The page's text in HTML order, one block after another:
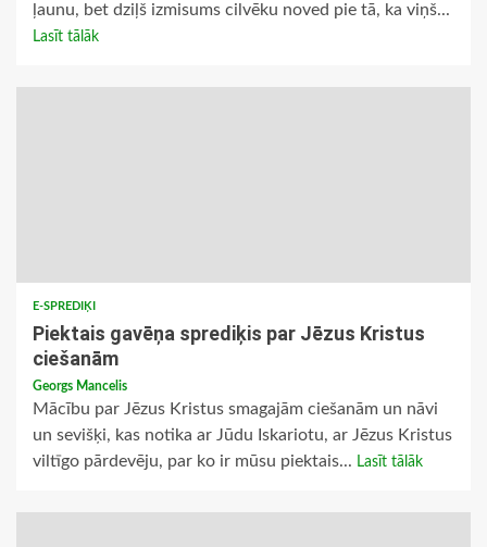
ļaunu, bet dziļš izmisums cilvēku noved pie tā, ka viņš...
Lasīt tālāk
E-SPREDIĶI
Piektais gavēņa sprediķis par Jēzus Kristus
ciešanām
Georgs Mancelis
Mācību par Jēzus Kristus smagajām ciešanām un nāvi
un sevišķi, kas notika ar Jūdu Iskariotu, ar Jēzus Kristus
viltīgo pārdevēju, par ko ir mūsu piektais... Lasīt tālāk